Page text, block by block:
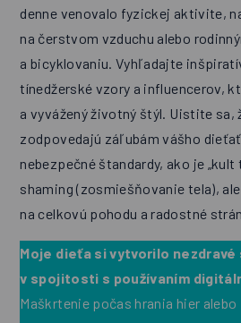
denne venovalo fyzickej aktivite,
na čerstvom vzduchu alebo
a bicyklovaniu. Vyhľadajte
tínedžerské vzory a influencerov,
a vyvážený životný štýl. Uistite sa,
zodpovedajú záľubám vášho
nebezpečné štandardy, ako je „kult
shaming (zosmiešňovanie tela),
na celkovú pohodu a radostné
Moje dieťa si vytvorilo
v spojitosti s používaním
Maškrtenie počas hrania hier